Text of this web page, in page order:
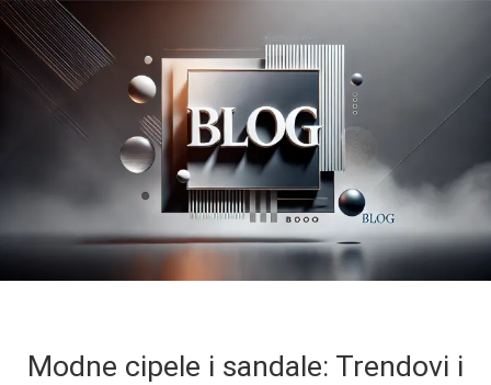
Modne cipele i sandale: Trendovi i